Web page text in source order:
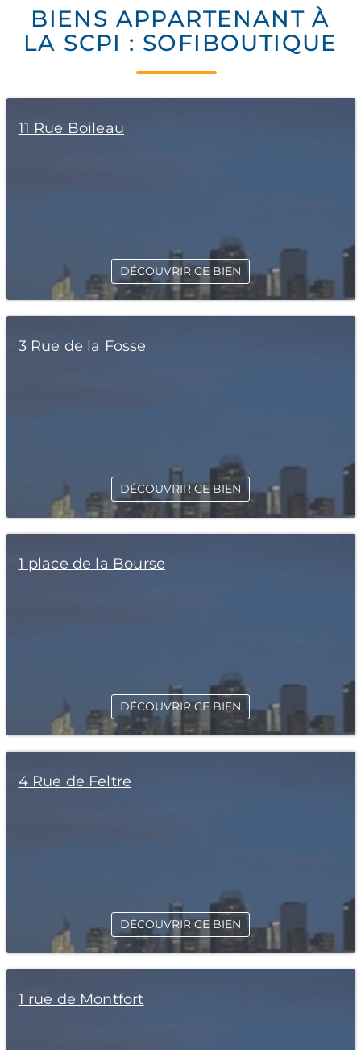
BIENS APPARTENANT À
LA SCPI : SOFIBOUTIQUE
11 Rue Boileau
DÉCOUVRIR CE BIEN
3 Rue de la Fosse
DÉCOUVRIR CE BIEN
1 place de la Bourse
DÉCOUVRIR CE BIEN
4 Rue de Feltre
DÉCOUVRIR CE BIEN
1 rue de Montfort